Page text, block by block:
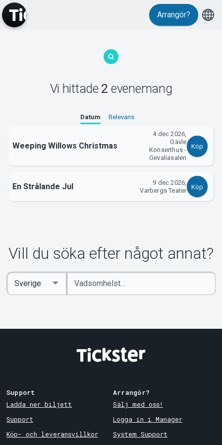
MyTickster
Support
Om Tickster
Arrangör?
Vi hittade 2 evenemang
Datum Relevans
Weeping Willows Christmas
4 dec 2026,
Gävle
Konserthus -
Gevaliasalen
Köp
En Strålande Jul
9 dec 2026,
Varbergs Teater
Köp
Vill du söka efter något annat?
Ange
sökord
Select
Country
Support
Ladda ner biljett
Support
Köp- och leveransvillkor
Arrangör?
Sälj med oss!
Logga in i Manager
System Support